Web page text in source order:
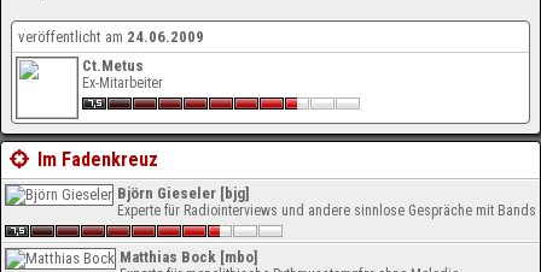
veröffentlicht am 24.06.2009
Ct.Metus
Ex-Mitarbeiter
Im Fadenkreuz
Björn Gieseler [bjg]
Experte für Radiointerviews und andere sinnlose Gespräche mit Bands
Matthias Bock [mbo]